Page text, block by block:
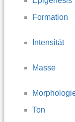
Formation
Intensität
Masse
Ton